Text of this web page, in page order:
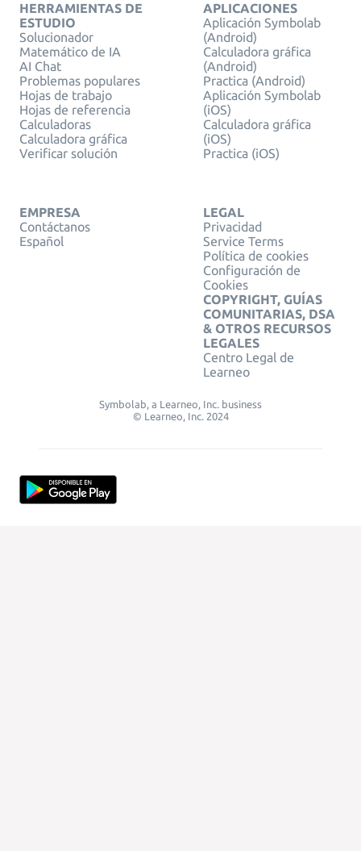
HERRAMIENTAS DE
ESTUDIO
Solucionador
Matemático de IA
AI Chat
Problemas populares
Hojas de trabajo
Hojas de referencia
Calculadoras
Calculadora gráfica
Verificar solución
APLICACIONES
Aplicación Symbolab
(Android)
Calculadora gráfica
(Android)
Practica (Android)
Aplicación Symbolab
(iOS)
Calculadora gráfica
(iOS)
Practica (iOS)
EMPRESA
Contáctanos
Español
LEGAL
Privacidad
Service Terms
Política de cookies
Configuración de
Cookies
COPYRIGHT, GUÍAS
COMUNITARIAS, DSA
& OTROS RECURSOS
LEGALES
Centro Legal de
Learneo
Symbolab, a Learneo, Inc. business
© Learneo, Inc. 2024